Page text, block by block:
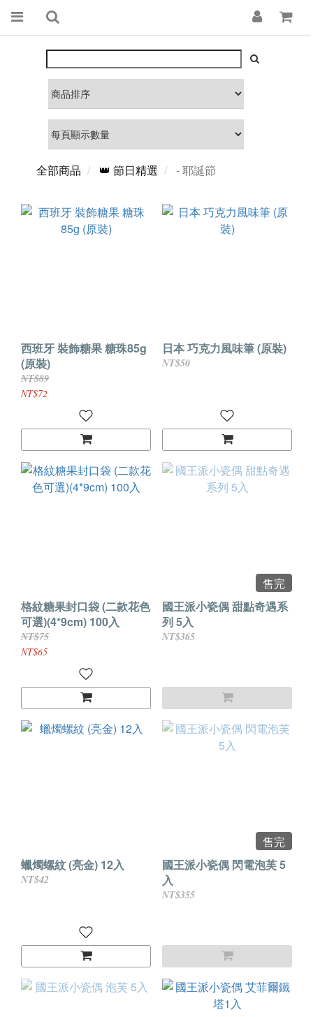
全部商品 👑 節日精選 - 耶誕節
西班牙 裝飾糖果 糖珠85g
(原裝)
NT$89
NT$72
日本 巧克力風味筆 (原裝)
NT$50
格紋糖果封口袋 (二款花色
可選)(4*9cm) 100入
NT$75
NT$65
售完
國王派小瓷偶 甜點奇遇系
列 5入
NT$365
蠟燭螺紋 (亮金) 12入
NT$42
售完
國王派小瓷偶 閃電泡芙 5
入
NT$355